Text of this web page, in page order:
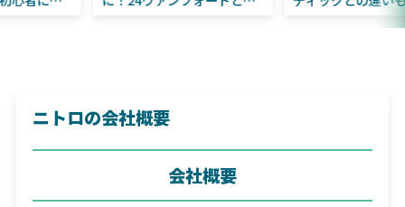
ニトロの会社概要
会社概要